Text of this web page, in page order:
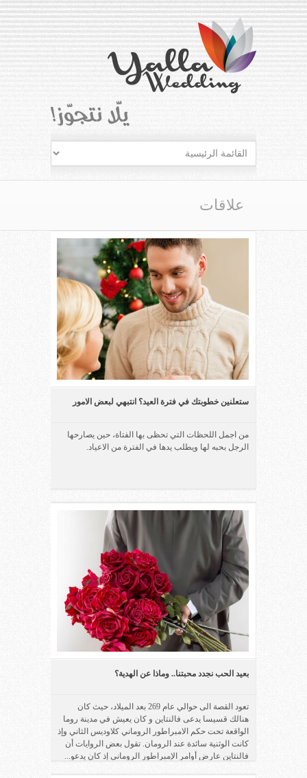
علاقات
ستعلنين خطوبتك في فترة العيد؟ انتبهي لبعض الامور
من اجمل اللحظات التي تحظى بها الفتاة، حين يصارحها
الرجل بحبه لها ويطلب يدها في الفترة من الاعياد.
بعيد الحب نجدد محبتنا.. وماذا عن الهدية؟
تعود القصة الى حوالي عام 269 بعد الميلاد، حيث كان
هنالك قسيسا يدعى فالنتاين و كان يعيش في مدينة روما
الواقعة تحت حكم الامبراطور الروماني كلاوديس الثاني وإذ
كانت الوثنية سائدة عند الرومان. تقول بعض الروايات أن
فالنتاين عارض أوامر الإمبراطور الروماني إذ كان يدعو...